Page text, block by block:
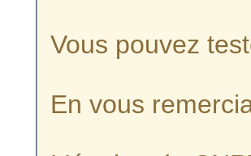
Vous pouvez
En vous